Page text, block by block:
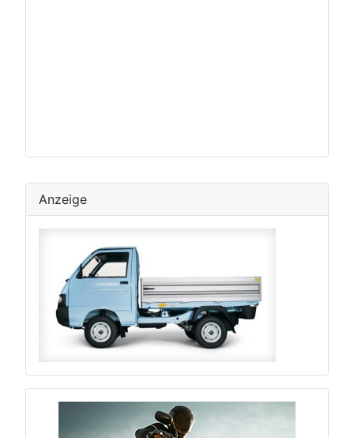
Anzeige